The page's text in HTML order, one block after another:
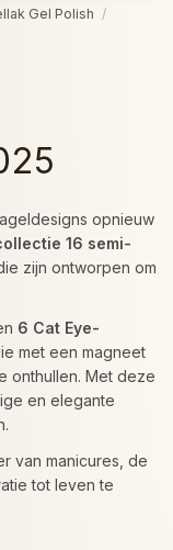
Gel Polish
opnieuw
16 semi-
zijn ontworpen om
6 Cat Eye-
met een magneet
onthullen. Met deze
en elegante
van manicures, de
tot leven te